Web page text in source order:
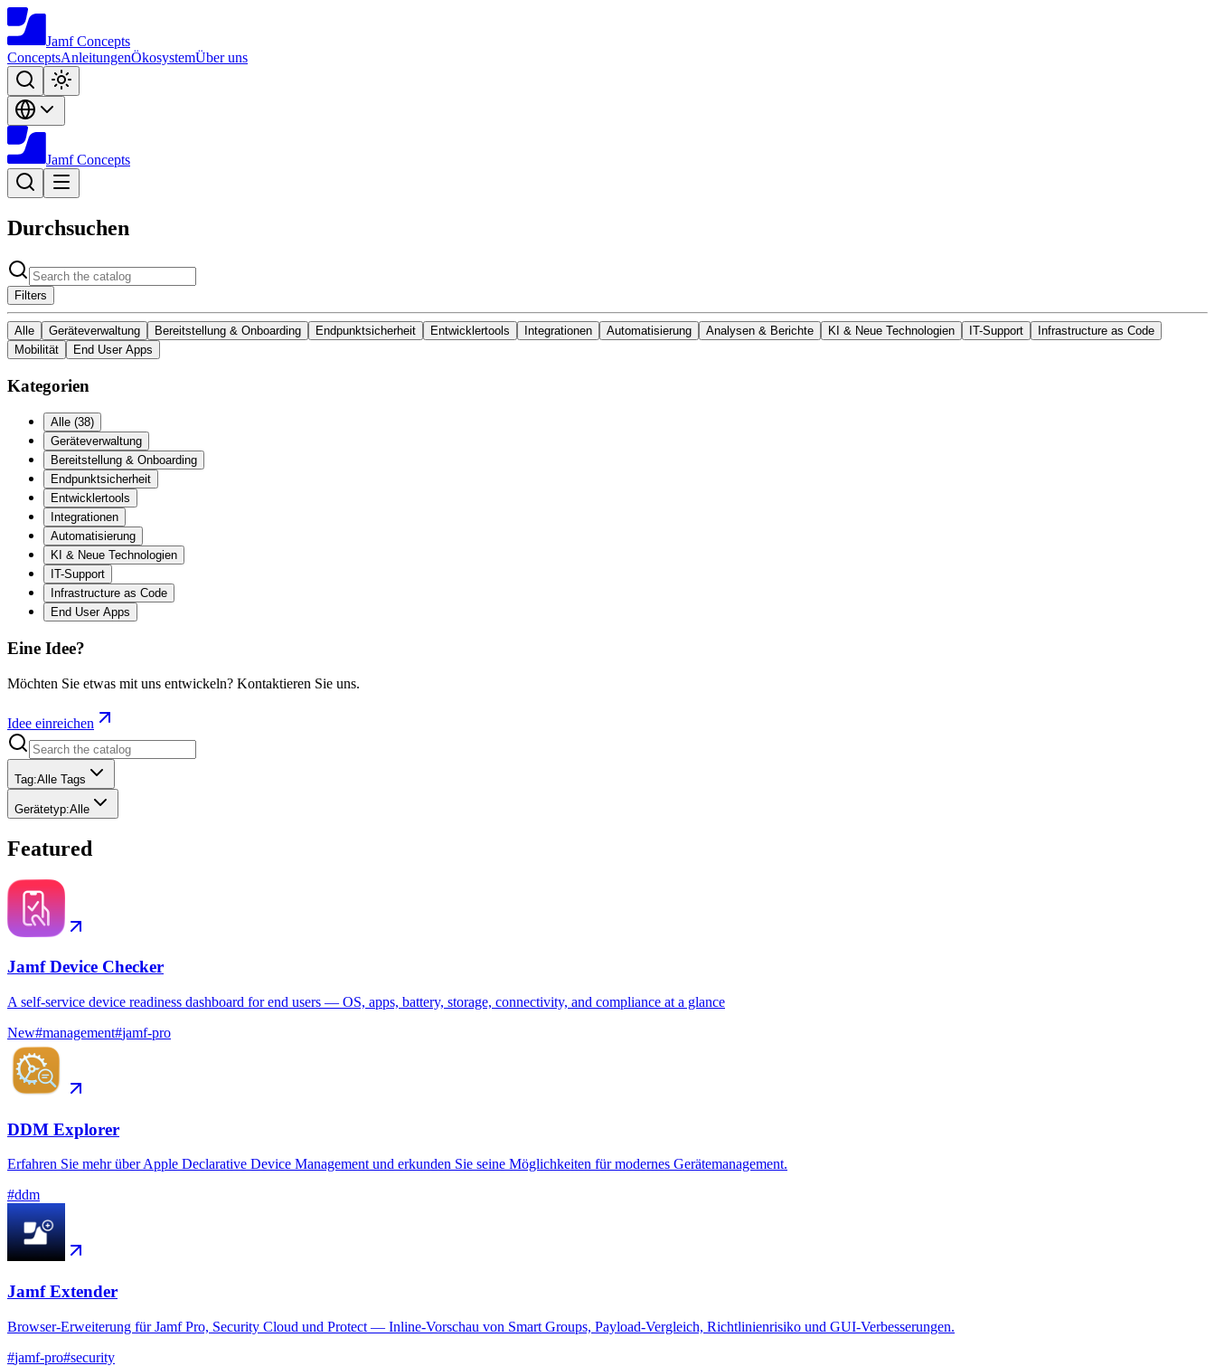
Jamf Concepts
ConceptsAnleitungenÖkosystemÜber uns
Jamf Concepts
Durchsuchen
Filters
Alle Geräteverwaltung Bereitstellung & Onboarding Endpunktsicherheit Entwicklertools Integrationen Automatisierung Analysen & Berichte KI & Neue Technologien IT-Support
Infrastructure as Code
Mobilität
End User Apps
Kategorien
Alle (38)
Geräteverwaltung
Bereitstellung & Onboarding
Endpunktsicherheit
Entwicklertools
Integrationen
Automatisierung
KI & Neue Technologien
IT-Support
Infrastructure as Code
End User Apps
Eine Idee?
Möchten Sie etwas mit uns entwickeln? Kontaktieren Sie uns.
Idee einreichen
Tag:Alle Tags
Gerätetyp:Alle
Featured
Jamf Device Checker
A self-service device readiness dashboard for end users — OS, apps, battery, storage, connectivity, and compliance at a glance
New#management#jamf-pro
DDM Explorer
Erfahren Sie mehr über Apple Declarative Device Management und erkunden Sie seine Möglichkeiten für modernes Gerätemanagement.
#ddm
Jamf Extender
Browser-Erweiterung für Jamf Pro, Security Cloud und Protect — Inline-Vorschau von Smart Groups, Payload-Vergleich, Richtlinienrisiko und GUI-Verbesserungen.
#jamf-pro#security